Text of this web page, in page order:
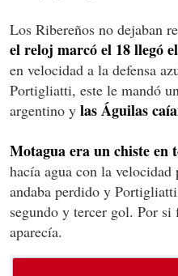
Los Ribereños no dejaban
el reloj marcó el 18 llegó
en velocidad a la defensa
Portigliatti, este le mandó
argentino y las Águilas
Motagua era un chiste en
hacía agua con la
andaba perdido y
segundo y tercer gol. Por
aparecía.